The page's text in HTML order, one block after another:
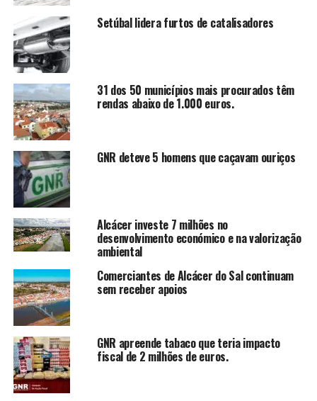
Setúbal lidera furtos de catalisadores
31 dos 50 municípios mais procurados têm
rendas abaixo de 1.000 euros.
GNR deteve 5 homens que caçavam ouriços
Alcácer investe 7 milhões no
desenvolvimento económico e na valorização
ambiental
Comerciantes de Alcácer do Sal continuam
sem receber apoios
GNR apreende tabaco que teria impacto
fiscal de 2 milhões de euros.